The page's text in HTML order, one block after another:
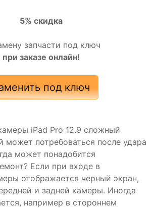
5% скидка
запчасти под ключ
при заказе онлайн!
под ключ
iPad Pro 12.9 сложный
может потребоваться после удара
может понадобится
Если при входе в
отображается черный экран,
и задней камеры. Иногда
например в стороннем